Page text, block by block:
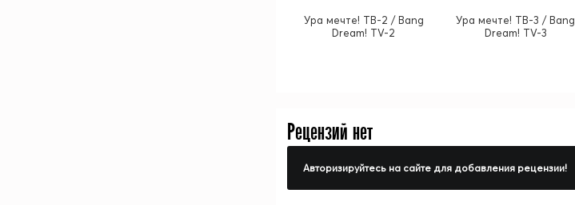
Ура мечте! ТВ-2 / Bang
Dream! TV-2
Ура мечте! ТВ-3 / Bang
Dream! TV-3
Рецензий нет
Авторизируйтесь на сайте для добавления рецензии!